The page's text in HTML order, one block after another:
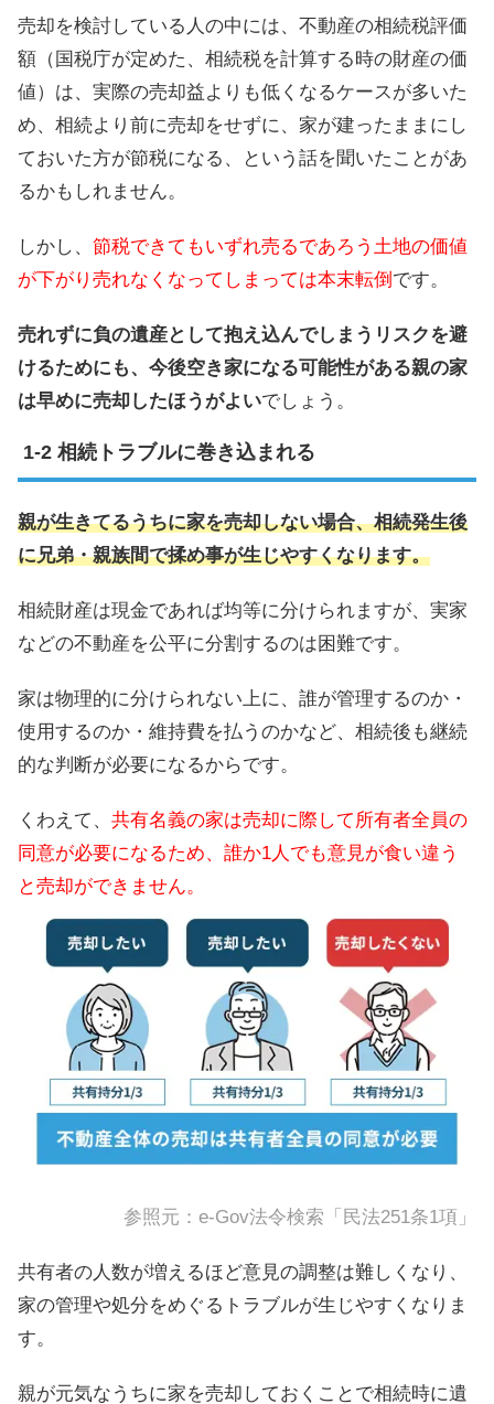
売却を検討している人の中には、不動産の相続税評価
額（国税庁が定めた、相続税を計算する時の財産の価
値）は、実際の売却益よりも低くなるケースが多いた
め、相続より前に売却をせずに、家が建ったままにし
ておいた方が節税になる、という話を聞いたことがあ
るかもしれません。
しかし、 節税できてもいずれ売るであろう土地の価値
が下がり売れなくなってしまっては本末転倒 です。
売れずに負の遺産として抱え込んでしまうリスクを避
けるためにも、今後空き家になる可能性がある親の家
は早めに売却したほうがよいでしょう。
相続トラブルに巻き込まれる
親が生きてるうちに家を売却しない場合、相続発生後
に兄弟・親族間で揉め事が生じやすくなります。
相続財産は現金であれば均等に分けられますが、実家
などの不動産を公平に分割するのは困難です。
家は物理的に分けられない上に、誰が管理するのか・
使用するのか・維持費を払うのかなど、相続後も継続
的な判断が必要になるからです。
くわえて、 共有名義の家は売却に際して所有者全員の
同意が必要になるため、誰か1人でも意見が食い違う
と売却ができません。
参照元： e-Gov法令検索「民法251条1項」
共有者の人数が増えるほど意見の調整は難しくなり、
家の管理や処分をめぐるトラブルが生じやすくなりま
す。
親が元気なうちに家を売却しておくことで相続時に遺